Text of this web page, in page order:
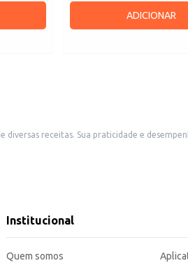
ADICIONAR
receitas. Sua praticidade e
a dia.
preparo de suas receitas, seja para uso
Institucional
Quem somos